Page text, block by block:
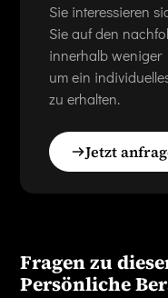
Sie interessieren
Sie auf den
innerhalb weniger
um ein
zu erhalten.
Jetzt
Fragen zu
Persönliche